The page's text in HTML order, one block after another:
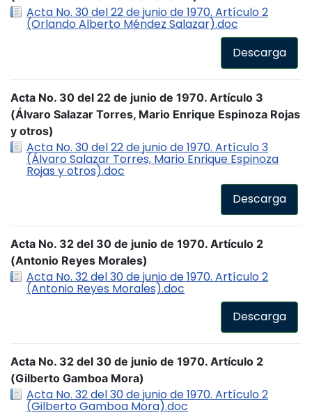
Acta No. 30 del 22 de junio de 1970. Artículo 2
(Orlando Alberto Méndez Salazar).doc
Descarga
Acta No. 30 del 22 de junio de 1970. Artículo 3
(Álvaro Salazar Torres, Mario Enrique Espinoza Rojas
y otros)
Acta No. 30 del 22 de junio de 1970. Artículo 3
(Álvaro Salazar Torres, Mario Enrique Espinoza
Rojas y otros).doc
Descarga
Acta No. 32 del 30 de junio de 1970. Artículo 2
(Antonio Reyes Morales)
Acta No. 32 del 30 de junio de 1970. Artículo 2
(Antonio Reyes Morales).doc
Descarga
Acta No. 32 del 30 de junio de 1970. Artículo 2
(Gilberto Gamboa Mora)
Acta No. 32 del 30 de junio de 1970. Artículo 2
(Gilberto Gamboa Mora).doc